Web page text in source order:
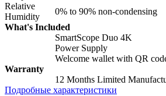
Relative
Humidity
0% to 90% non-condensing
What's Included
SmartScope Duo 4K
Power Supply
Welcome wallet with QR
Warranty
12 Months Limited
Подробные характеристики